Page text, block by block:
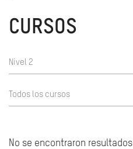
CURSOS
Nivel 2
Todos los cursos
No se encontraron resultados